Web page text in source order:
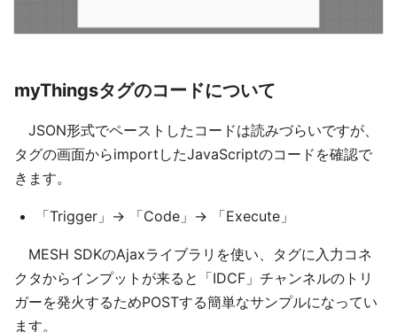
myThingsタグのコードについて
JSON形式でペーストしたコードは読みづらいですが、
タグの画面からimportしたJavaScriptのコードを確認で
きます。
「Trigger」-> 「Code」-> 「Execute」
MESH SDKのAjaxライブラリを使い、タグに入力コネ
クタからインプットが来ると「IDCF」チャンネルのトリ
ガーを発火するためPOSTする簡単なサンプルになってい
ます。